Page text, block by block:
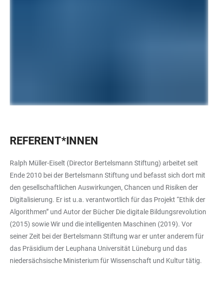
REFERENT*INNEN
Ralph Müller-Eiselt (Director Bertelsmann Stiftung) arbeitet seit
Ende 2010 bei der Bertelsmann Stiftung und befasst sich dort mit
den gesellschaftlichen Auswirkungen, Chancen und Risiken der
Digitalisierung. Er ist u.a. verantwortlich für das Projekt “Ethik der
Algorithmen” und Autor der Bücher Die digitale Bildungsrevolution
(2015) sowie Wir und die intelligenten Maschinen (2019). Vor
seiner Zeit bei der Bertelsmann Stiftung war er unter anderem für
das Präsidium der Leuphana Universität Lüneburg und das
niedersächsische Ministerium für Wissenschaft und Kultur tätig.